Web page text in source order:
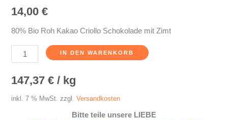
14,00€
80% Bio Roh Kakao Criollo Schokolade mit Zimt
IN DEN WARENKORB
147,37€ / kg
inkl. 7 % MwSt. zzgl.Versandkosten
Bitte teile unsere LIEBE